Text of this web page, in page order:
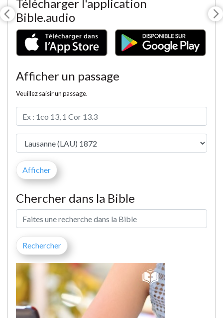
Télécharger l'application
Bible.audio
Afficher un passage
Veuillez saisir un passage.
Chercher dans la Bible